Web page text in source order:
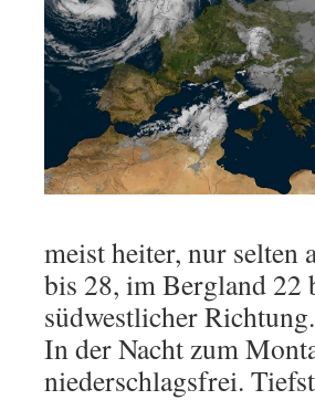
meist heiter, nur selten
bis 28, im Bergland 22
südwestlicher Richtung.
In der Nacht zum
niederschlagsfrei.